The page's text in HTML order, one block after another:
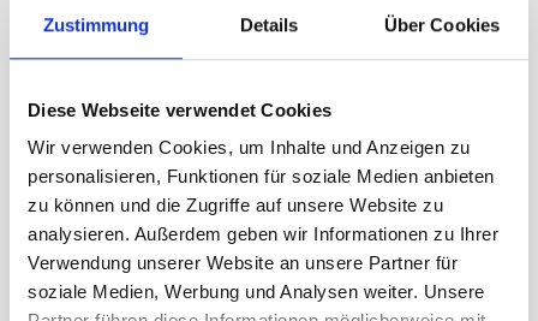
Zustimmung Details Über Cookies
Diese Webseite verwendet Cookies
Wir verwenden Cookies, um Inhalte und Anzeigen zu
personalisieren, Funktionen für soziale Medien anbieten
zu können und die Zugriffe auf unsere Website zu
analysieren. Außerdem geben wir Informationen zu Ihrer
Verwendung unserer Website an unsere Partner für
soziale Medien, Werbung und Analysen weiter. Unsere
Kantonemit originalgetreuer
Darstellung der offiziellen Wappen.
Kantonsfahne Zürich
Kantonsfahne Bern
Kantonsfahne St. Gallen
Kantonsfahne Graubünden
Kantonsfahne Luzern
Kantonsfahne Thurgau